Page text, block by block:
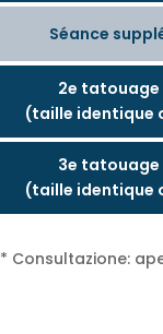
Séance
2e
(taille identique
3e
(taille identique
* Consultazione: